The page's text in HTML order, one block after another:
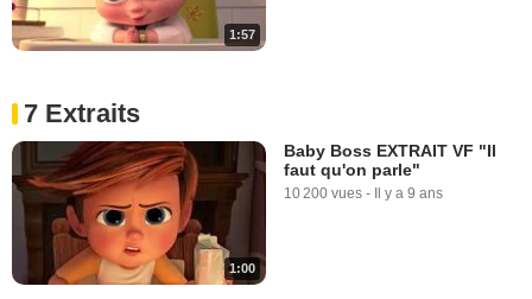
1:57
7 Extraits
1:00
Baby Boss EXTRAIT VF "Il
faut qu'on parle"
10 200 vues - Il y a 9 ans